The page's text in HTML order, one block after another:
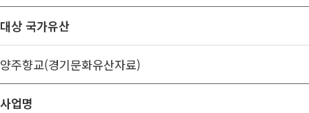
대상 국가유산
양주향교(경기문화유산자료)
사업명